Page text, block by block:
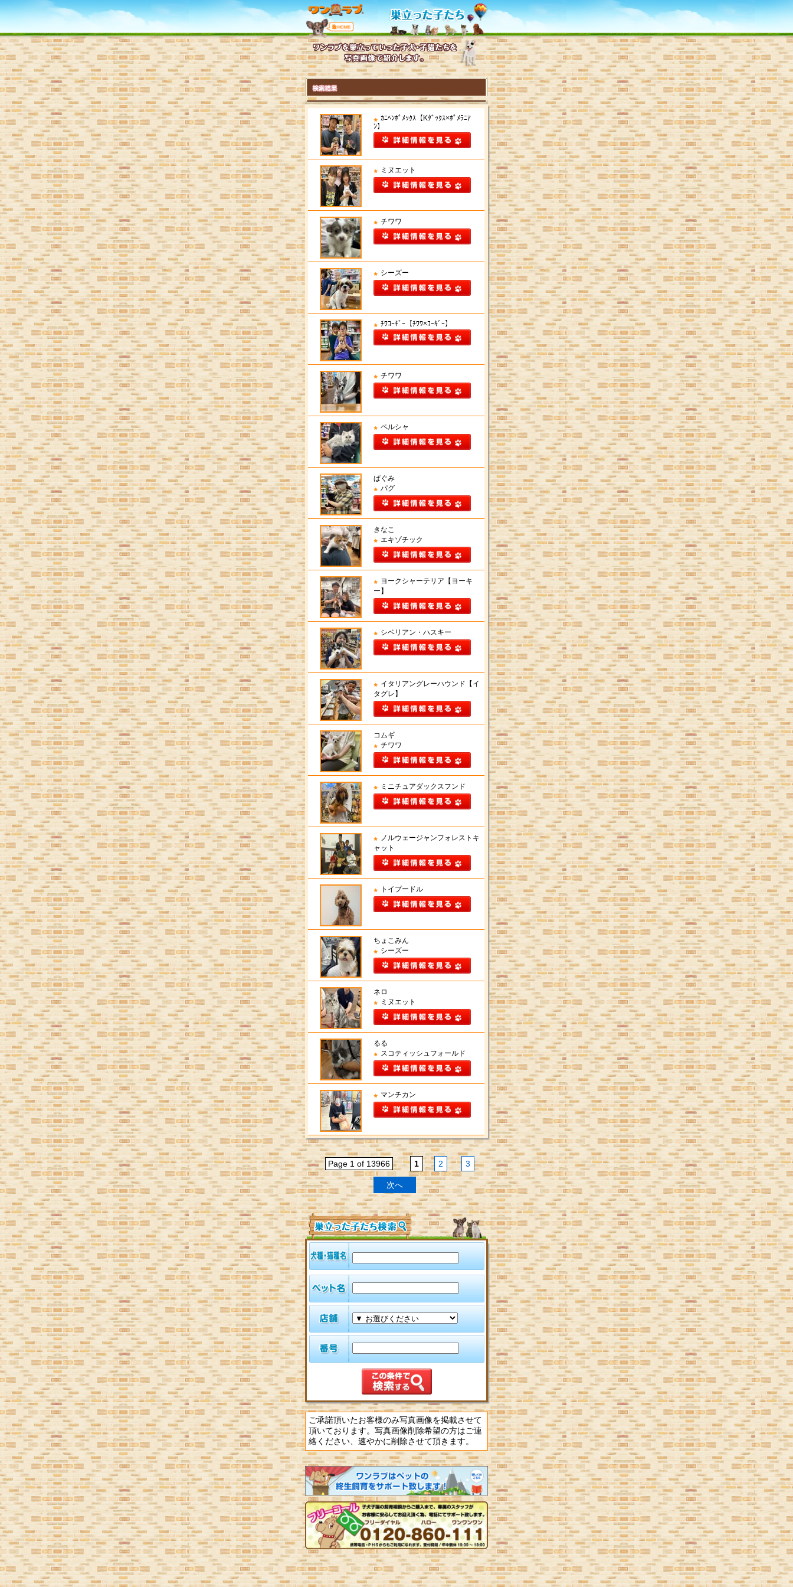
ｶﾆﾍﾝﾎﾟﾒｯｸｽ【Kﾀﾞｯｸｽ×ﾎﾟﾒﾗﾆｱ
ﾝ】
ミヌエット
チワワ
シーズー
ﾁﾜｺｰｷﾞｰ【ﾁﾜﾜ×ｺｰｷﾞｰ】
チワワ
ペルシャ
ぱぐみ
パグ
きなこ
エキゾチック
ヨークシャーテリア【ヨーキ
ー】
シベリアン・ハスキー
イタリアングレーハウンド【イ
タグレ】
コムギ
チワワ
ミニチュアダックスフンド
ノルウェージャンフォレストキ
ャット
トイプードル
ちょこみん
シーズー
ネロ
ミヌエット
るる
スコティッシュフォールド
マンチカン
Page 1 of 13966 1 2 3
次へ
ご承諾頂いたお客様のみ写真画像を掲載させて
頂いております。写真画像削除希望の方はご連
絡ください、速やかに削除させて頂きます。